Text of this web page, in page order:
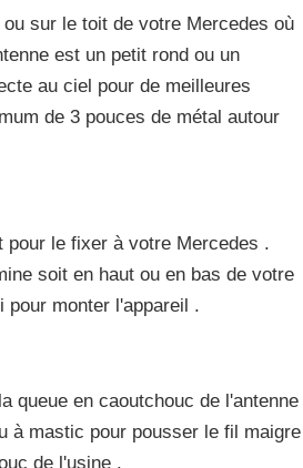
sur le toit de votre Mercedes où
est un petit rond ou un
au ciel pour de meilleures
de 3 pouces de métal autour
pour le fixer à votre Mercedes .
soit en haut ou en bas de votre
monter l'appareil .
queue en caoutchouc de l'antenne
à mastic pour pousser le fil maigre
de l'usine .